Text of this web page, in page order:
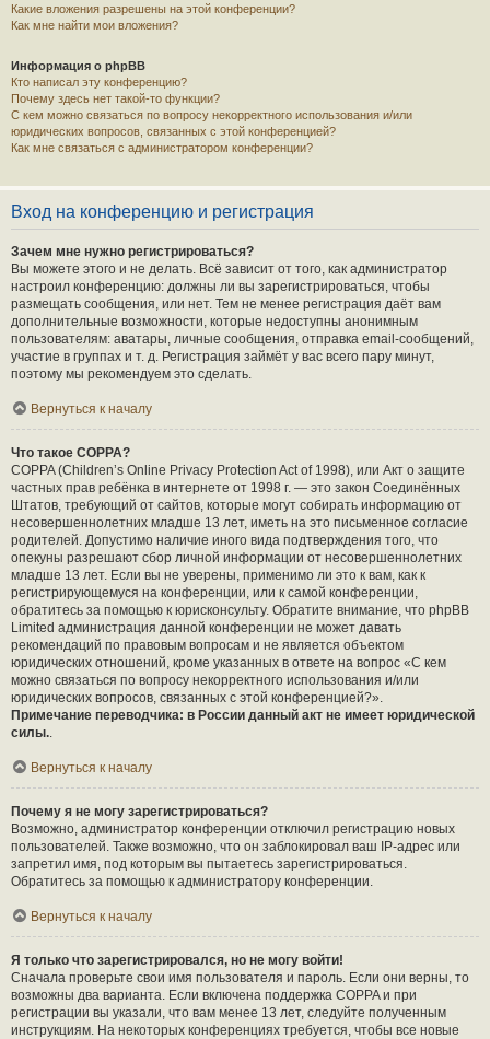
Какие вложения разрешены на этой конференции?
Как мне найти мои вложения?
Информация о phpBB
Кто написал эту конференцию?
Почему здесь нет такой-то функции?
С кем можно связаться по вопросу некорректного использования и/или
юридических вопросов, связанных с этой конференцией?
Как мне связаться с администратором конференции?
Вход на конференцию и регистрация
Зачем мне нужно регистрироваться?
Вы можете этого и не делать. Всё зависит от того, как администратор
настроил конференцию: должны ли вы зарегистрироваться, чтобы
размещать сообщения, или нет. Тем не менее регистрация даёт вам
дополнительные возможности, которые недоступны анонимным
пользователям: аватары, личные сообщения, отправка email-сообщений,
участие в группах и т. д. Регистрация займёт у вас всего пару минут,
поэтому мы рекомендуем это сделать.
Вернуться к началу
Что такое COPPA?
COPPA (Children’s Online Privacy Protection Act of 1998), или Акт о защите
частных прав ребёнка в интернете от 1998 г. — это закон Соединённых
Штатов, требующий от сайтов, которые могут собирать информацию от
несовершеннолетних младше 13 лет, иметь на это письменное согласие
родителей. Допустимо наличие иного вида подтверждения того, что
опекуны разрешают сбор личной информации от несовершеннолетних
младше 13 лет. Если вы не уверены, применимо ли это к вам, как к
регистрирующемуся на конференции, или к самой конференции,
обратитесь за помощью к юрисконсульту. Обратите внимание, что phpBB
Limited администрация данной конференции не может давать
рекомендаций по правовым вопросам и не является объектом
юридических отношений, кроме указанных в ответе на вопрос «С кем
можно связаться по вопросу некорректного использования и/или
юридических вопросов, связанных с этой конференцией?».
Примечание переводчика: в России данный акт не имеет юридической
силы..
Вернуться к началу
Почему я не могу зарегистрироваться?
Возможно, администратор конференции отключил регистрацию новых
пользователей. Также возможно, что он заблокировал ваш IP-адрес или
запретил имя, под которым вы пытаетесь зарегистрироваться.
Обратитесь за помощью к администратору конференции.
Вернуться к началу
Я только что зарегистрировался, но не могу войти!
Сначала проверьте свои имя пользователя и пароль. Если они верны, то
возможны два варианта. Если включена поддержка COPPA и при
регистрации вы указали, что вам менее 13 лет, следуйте полученным
инструкциям. На некоторых конференциях требуется, чтобы все новые